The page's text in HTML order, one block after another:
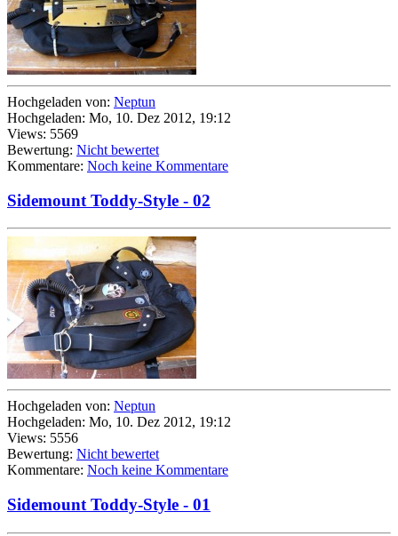
Hochgeladen von: Neptun
Hochgeladen: Mo, 10. Dez 2012, 19:12
Views: 5569
Bewertung: Nicht bewertet
Kommentare: Noch keine Kommentare
Sidemount Toddy-Style - 02
Hochgeladen von: Neptun
Hochgeladen: Mo, 10. Dez 2012, 19:12
Views: 5556
Bewertung: Nicht bewertet
Kommentare: Noch keine Kommentare
Sidemount Toddy-Style - 01